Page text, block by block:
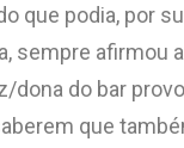
que podia, por
sempre afirmou
dona do bar
que